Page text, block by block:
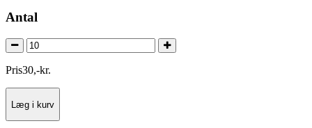
Antal
Pris30,-kr.
Læg i kurv